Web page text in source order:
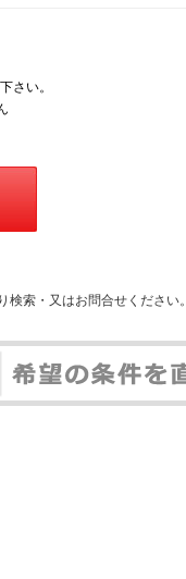
さい。
索・又はお問合せください。